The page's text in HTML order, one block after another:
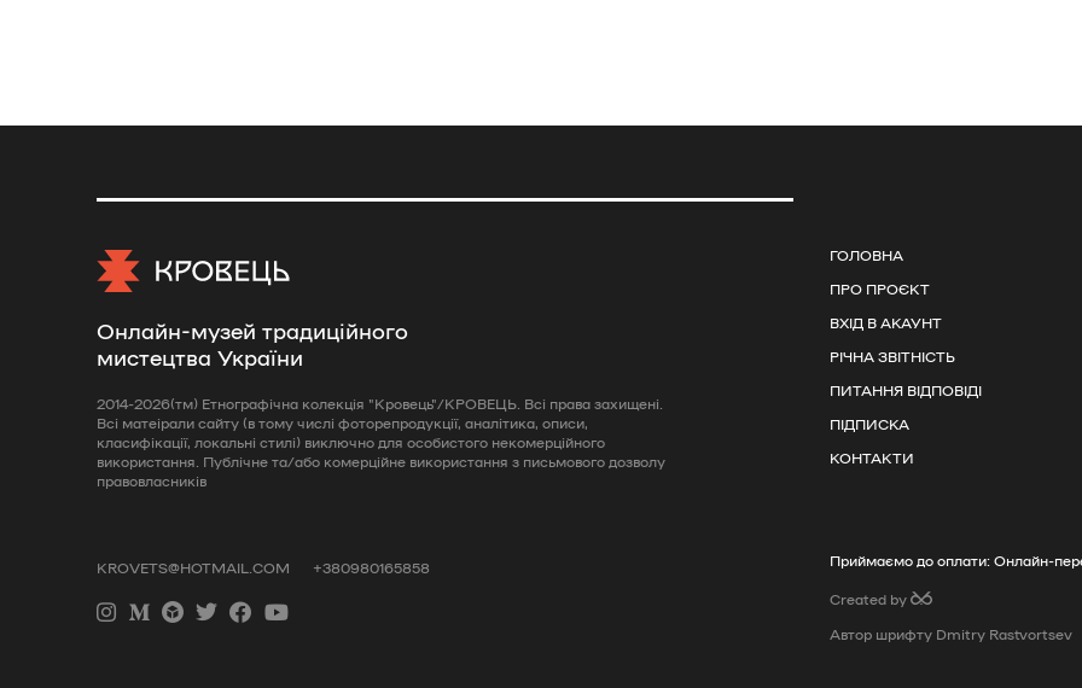
Онлайн-музей традиційного
мистецтва України
2014-2026(тм) Етнографічна колекція "Кровець"/КРОВЕЦЬ. Всі права захищені.
Всі матеірали сайту (в тому числі фоторепродукції, аналітика, описи,
класифікації, локальні стилі) виключно для особистого некомерційного
використання. Публічне та/або комерційне використання з письмового дозволу
правовласників
ГОЛОВНА
ПРО ПРОЄКТ
ВХІД В АКАУНТ
РІЧНА ЗВІТНІСТЬ
ПИТАННЯ ВІДПОВІДІ
ПІДПИСКА
КОНТАКТИ
KROVETS@HOTMAIL.COM +380980165858 Приймаємо до оплати: Онлайн-
Created by
Автор шрифту Dmitry Rastvortsev